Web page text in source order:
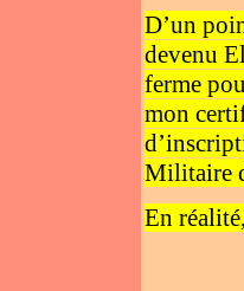
D’un
devenu
ferme
mon
Militaire
En